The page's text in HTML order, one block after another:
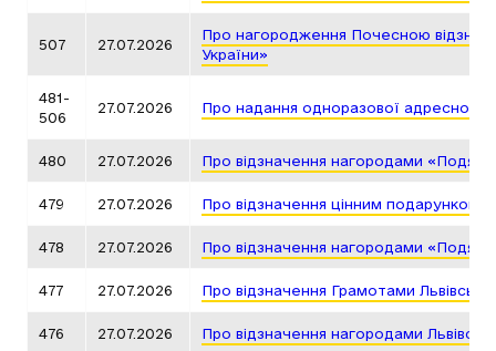
507 27.07.2026
Про нагородження Почесною
України»
481-
506
27.07.2026 Про надання одноразової адресної
480 27.07.2026 Про відзначення нагородами «Подяка
479 27.07.2026 Про відзначення цінним подарунком
478 27.07.2026 Про відзначення нагородами «Подяка
477 27.07.2026 Про відзначення Грамотами
476 27.07.2026 Про відзначення нагородами